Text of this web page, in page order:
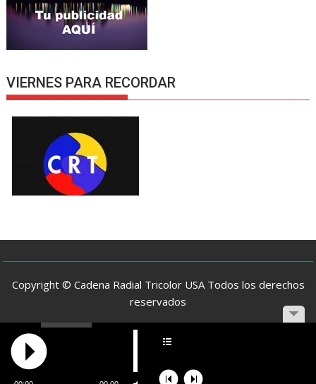
VIERNES PARA RECORDAR
Copyright © Cadena Radial Tricolor USA Todos los derechos
reservados
Funciona gracias a WordPress
Themes